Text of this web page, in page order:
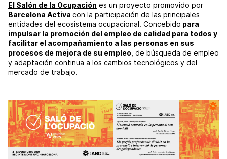
El Salón de la Ocupación es un proyecto promovido por
Barcelona Activa con la participación de las principales
entidades del ecosistema ocupacional. Concebido para
impulsar la promoción del empleo de calidad para todos y
facilitar el acompañamiento a las personas en sus
procesos de mejora de su empleo , de búsqueda de empleo
y adaptación continua a los cambios tecnológicos y del
mercado de trabajo.